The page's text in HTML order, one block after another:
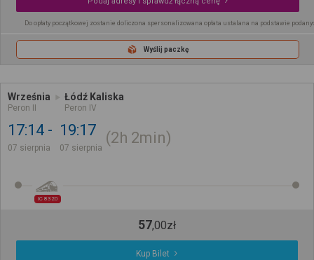
Do opłaty początkowej zostanie doliczona spersonalizowana opłata ustalana na podstawie
Wyślij paczkę
Września
Peron II
Łódź Kaliska
Peron IV
17:14
07 sierpnia
19:17
07 sierpnia
2h 2min
IC 8320
57,00zł
Kup Bilet